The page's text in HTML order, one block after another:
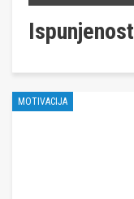
Ispunjenost
MOTIVACIJA